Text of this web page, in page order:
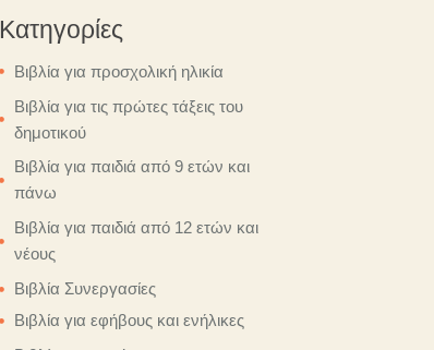
Κατηγορίες
Βιβλία για προσχολική ηλικία
Βιβλία για τις πρώτες τάξεις του
δημοτικού
Βιβλία για παιδιά από 9 ετών και
πάνω
Βιβλία για παιδιά από 12 ετών και
νέους
Βιβλία Συνεργασίες
Βιβλία για εφήβους και ενήλικες